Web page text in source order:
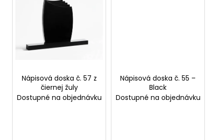
Nápisová doska č. 57 z
čiernej žuly
Dostupné na objednávku
Nápisová doska č. 55 –
Black
Dostupné na objednávku